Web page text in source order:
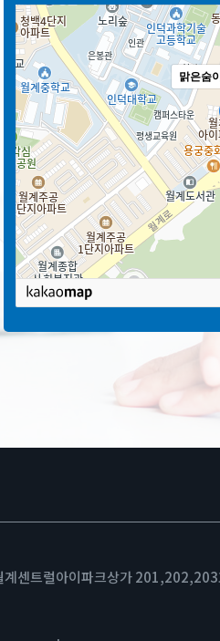
맑은숨
센트럴아이파크상가 201,202,203